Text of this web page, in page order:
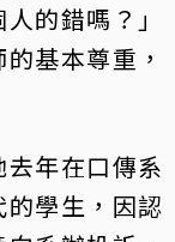
的錯嗎？」
基本尊重，
年在口傳系
學生，因認